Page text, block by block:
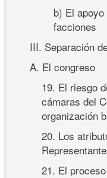
b) El
facciones
III. Separación
A. El congreso
19. El riesgo
cámaras del
organización
20. Los
21. El